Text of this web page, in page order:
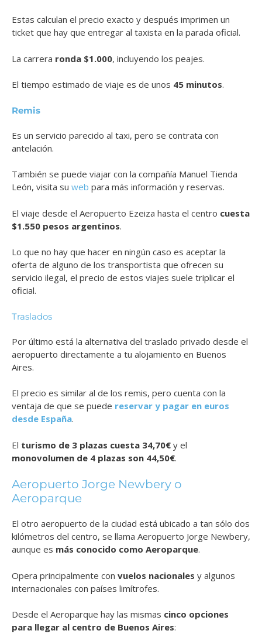
Estas calculan el precio exacto y después imprimen un
ticket que hay que entregar al taxista en la parada oficial.
La carrera ronda $1.000, incluyendo los peajes.
El tiempo estimado de viaje es de unos 45 minutos.
Remis
Es un servicio parecido al taxi, pero se contrata con
antelación.
También se puede viajar con la compañía Manuel Tienda
León, visita su web para más información y reservas.
El viaje desde el Aeropuerto Ezeiza hasta el centro cuesta
$1.550 pesos argentinos.
Lo que no hay que hacer en ningún caso es aceptar la
oferta de alguno de los transportista que ofrecen su
servicio ilegal, el precio de estos viajes suele triplicar el
oficial.
Traslados
Por último está la alternativa del traslado privado desde el
aeropuerto directamente a tu alojamiento en Buenos
Aires.
El precio es similar al de los remis, pero cuenta con la
ventaja de que se puede reservar y pagar en euros
desde España.
El turismo de 3 plazas cuesta 34,70€ y el
monovolumen de 4 plazas son 44,50€.
Aeropuerto Jorge Newbery o
Aeroparque
El otro aeropuerto de la ciudad está ubicado a tan sólo dos
kilómetros del centro, se llama Aeropuerto Jorge Newbery,
aunque es más conocido como Aeroparque.
Opera principalmente con vuelos nacionales y algunos
internacionales con países limítrofes.
Desde el Aeroparque hay las mismas cinco opciones
para llegar al centro de Buenos Aires: